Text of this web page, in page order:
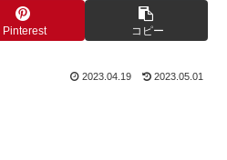
Pinterest コピー
2023.04.19 2023.05.01